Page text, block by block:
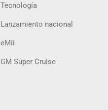
Tecnología
Lanzamiento nacional
eMii
GM Super Cruise